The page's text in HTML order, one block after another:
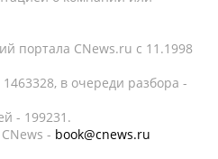
портала CNews.ru c 11.1998
в очереди разбора -
- 199231.
- book@cnews.ru